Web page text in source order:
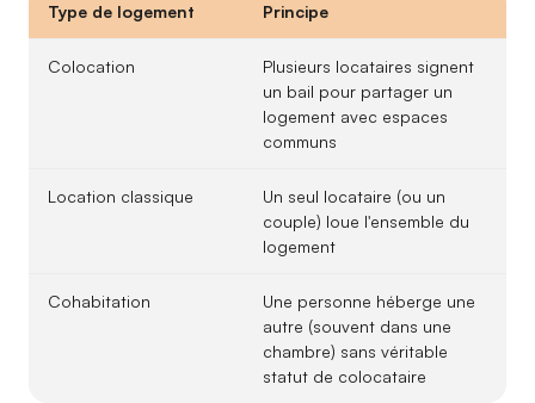
Type de logement Principe
Colocation
Plusieurs locataires signent
un bail pour partager un
logement avec espaces
communs
Location classique
Un seul locataire (ou un
couple) loue l'ensemble du
logement
Cohabitation
Une personne héberge une
autre (souvent dans une
chambre) sans véritable
statut de colocataire